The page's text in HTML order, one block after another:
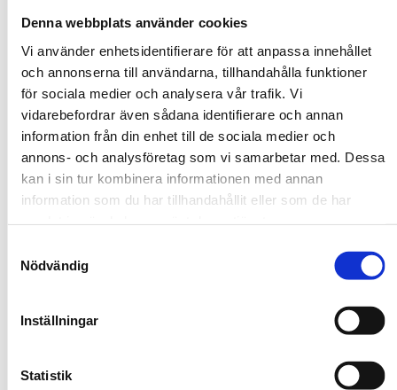
Denna webbplats använder cookies
Vi använder enhetsidentifierare för att anpassa innehållet
och annonserna till användarna, tillhandahålla funktioner
för sociala medier och analysera vår trafik. Vi
vidarebefordrar även sådana identifierare och annan
information från din enhet till de sociala medier och
annons- och analysföretag som vi samarbetar med. Dessa
kan i sin tur kombinera informationen med annan
information som du har tillhandahållit eller som de har
Nödvändig
Inställningar
Statistik
Textilskola på Mullsjö
folkhögskola
Textilskolan är en bred konstnärlig utbildning
med fokus på praktiskt arbete med textila
material och tekniker. Här får du både
grundläggande och avancerade kunskaper.
Utbildningen ger dig möjligheter att söka till
fortsatta studier på tex. Konsthögskola eller till
fortsatt eget konstnärligt arbete.
Textilskolan, då vi syr och designar egna mössor
och syr hattar till vardag, fest och teater.